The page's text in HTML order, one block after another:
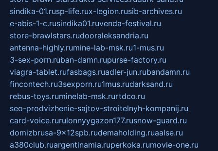
sindika-01.rusp-life.rux-legion.rusib-archives.ru
e-abis-1-c.rusindika01.ruvenda-festival.ru
store-brawlstars.rudooraleksandria.ru
antenna-highly.rumine-lab-msk.ru1-mus.ru
3-sex-porn.ruban-damn.rupurse-factory.ru
viagra-tablet.rufasbags.ruadler-jun.rubandamn.ru
fincontech.ru3sexporn.ru1mus.rudarksand.ru
rebus-toys.ruminelab-msk.rurtdco.ru
seo-prodvizhenie-sajtov-stroitelnyh-kompanij.ru
card-voice.rurulonnyygazon177.rusnow-guard.ru
domizbrusa-9x12spb.rudemaholding.ruaalse.ru
a380club.ruargentinamia.ruperkoka.rumovie-one.ru